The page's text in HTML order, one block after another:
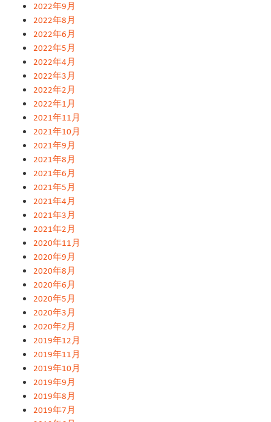
2022年9月
2022年8月
2022年6月
2022年5月
2022年4月
2022年3月
2022年2月
2022年1月
2021年11月
2021年10月
2021年9月
2021年8月
2021年6月
2021年5月
2021年4月
2021年3月
2021年2月
2020年11月
2020年9月
2020年8月
2020年6月
2020年5月
2020年3月
2020年2月
2019年12月
2019年11月
2019年10月
2019年9月
2019年8月
2019年7月